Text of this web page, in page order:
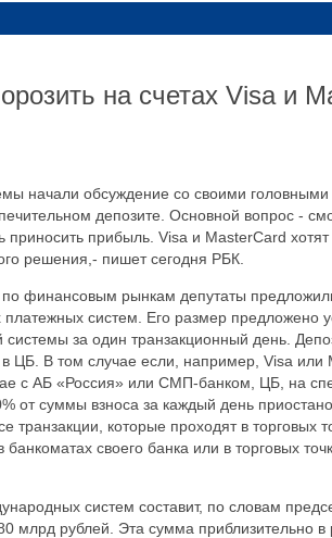
на счетах Visa и
начали обсуждение со своими
депозите. Основной вопрос -
приносить прибыль. Visa и MasterСard хотят
решения,- пишет сегодня РБК.
финансовым рынкам депутаты
систем. Его размер предложено
за один транзакционный день.
в ЦБ. В том случае если, например, Visa или
с АБ «Россия» или СМП-банком, ЦБ, на
от суммы взноса за каждый день
транзакции, которые проходят в торговых
своего банка или в торговых
систем составит, по словам
млрд рублей. Эта сумма приблизительно в